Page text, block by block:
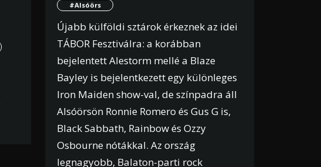
#Alsóörs
Újabb külföldi sztárok érkeznek az idei
TÁBOR Fesztiválra: a korábban
bejelentett Alestorm mellé a Blaze
Bayley is bejelentkezett egy különleges
Iron Maiden show-val, de színpadra áll
Alsóörsön Ronnie Romero és Gus G is,
Black Sabbath, Rainbow és Ozzy
Osbourne nótákkal. Az ország
legnagyobb, Balaton-parti rock